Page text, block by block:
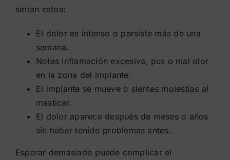
serían estos:
El dolor es intenso o persiste más de una
semana.
Notas inflamación excesiva, pus o mal olor
en la zona del implante.
El implante se mueve o sientes molestias al
masticar.
El dolor aparece después de meses o años
sin haber tenido problemas antes.
Esperar demasiado puede complicar el